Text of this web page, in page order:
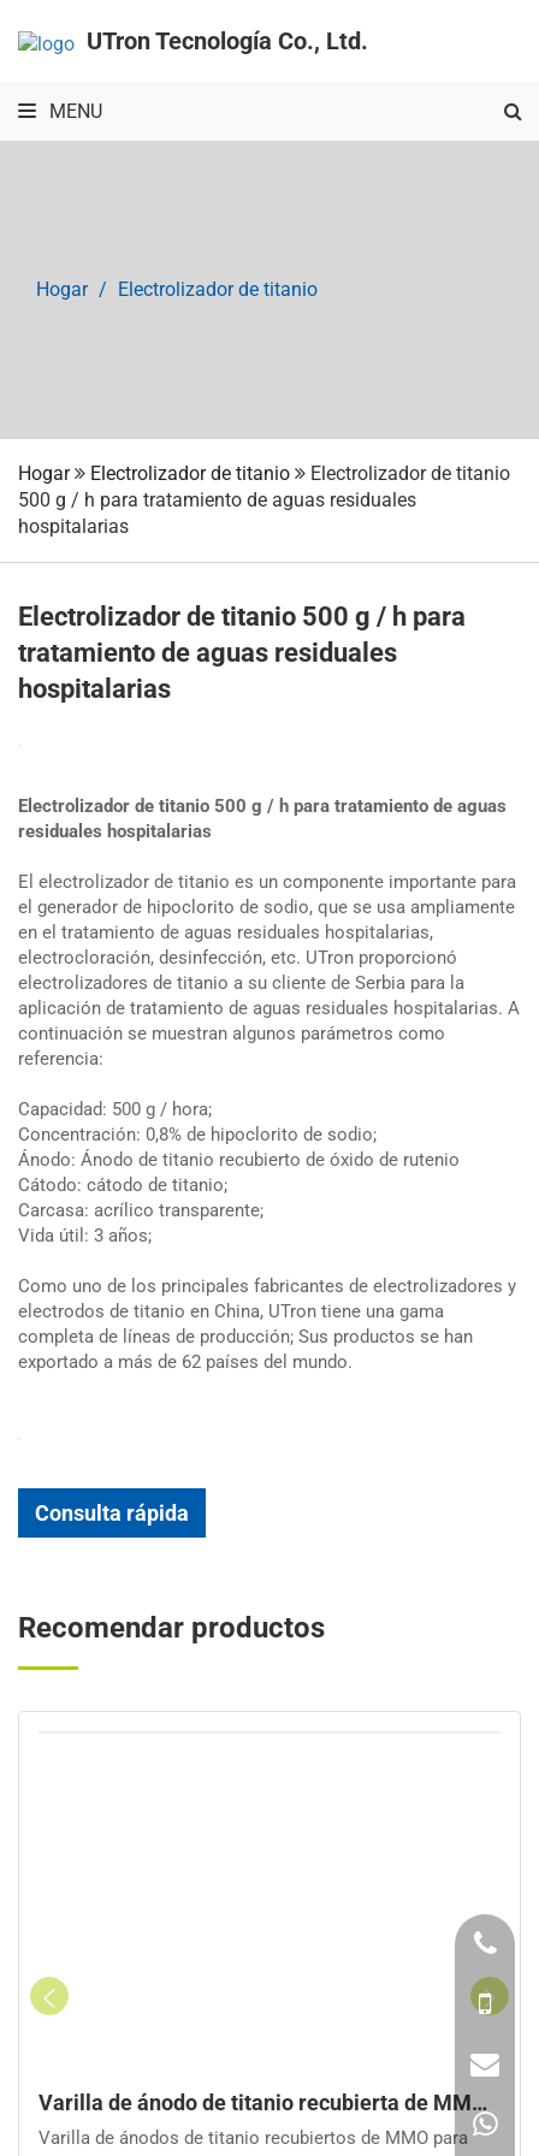
UTron Tecnología Co., Ltd.
MENU
Hogar Electrolizador de titanio
Hogar Electrolizador de titanio
Electrolizador de titanio
500 g / h para tratamiento de aguas residuales
hospitalarias
Electrolizador de titanio 500 g / h para
tratamiento de aguas residuales
hospitalarias
Electrolizador de titanio 500 g / h para tratamiento de aguas
residuales hospitalarias
El electrolizador de titanio es un componente importante para
el generador de hipoclorito de sodio, que se usa ampliamente
en el tratamiento de aguas residuales hospitalarias,
electrocloración, desinfección, etc. UTron proporcionó
electrolizadores de titanio a su cliente de Serbia para la
aplicación de tratamiento de aguas residuales hospitalarias. A
continuación se muestran algunos parámetros como
referencia:
Capacidad: 500 g / hora;
Concentración: 0,8% de hipoclorito de sodio;
Ánodo: Ánodo de titanio recubierto de óxido de rutenio
Cátodo: cátodo de titanio;
Carcasa: acrílico transparente;
Vida útil: 3 años;
Como uno de los principales fabricantes de electrolizadores y
electrodos de titanio en China, UTron tiene una gama
completa de líneas de producción; Sus productos se han
exportado a más de 62 países del mundo.
Consulta rápida
Recomendar productos
armado
titanio recubierta de MMO para celda cilíndrica de
recubiertos de MMO para
Electrolizador de
Electrolizador de